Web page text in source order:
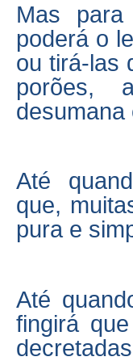
Mas
poderá o
ou tirá-las
porões,
desumana
Até
que,
pura e
Até
fingirá